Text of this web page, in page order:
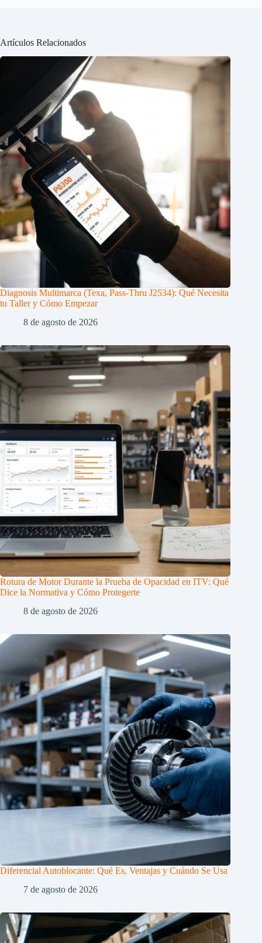
Artículos Relacionados
Diagnosis Multimarca (Texa, Pass-Thru J2534): Qué Necesita
tu Taller y Cómo Empezar
8 de agosto de 2026
Rotura de Motor Durante la Prueba de Opacidad en ITV: Qué
Dice la Normativa y Cómo Protegerte
8 de agosto de 2026
Diferencial Autoblocante: Qué Es, Ventajas y Cuándo Se Usa
7 de agosto de 2026